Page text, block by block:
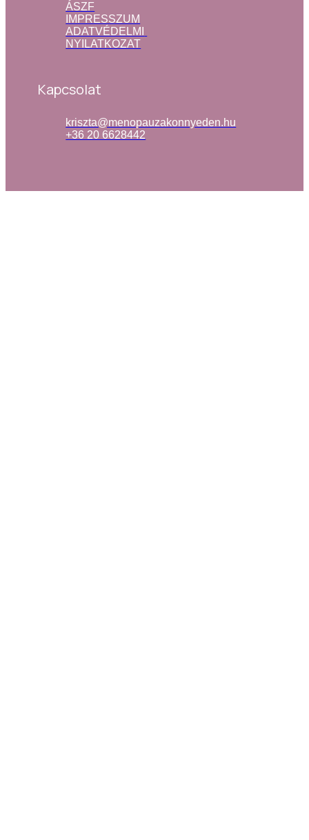
ÁSZF
IMPRESSZUM
ADATVÉDELMI
NYILATKOZAT
Kapcsolat
kriszta@menopauzakonnyeden.hu
+36 20 6628442